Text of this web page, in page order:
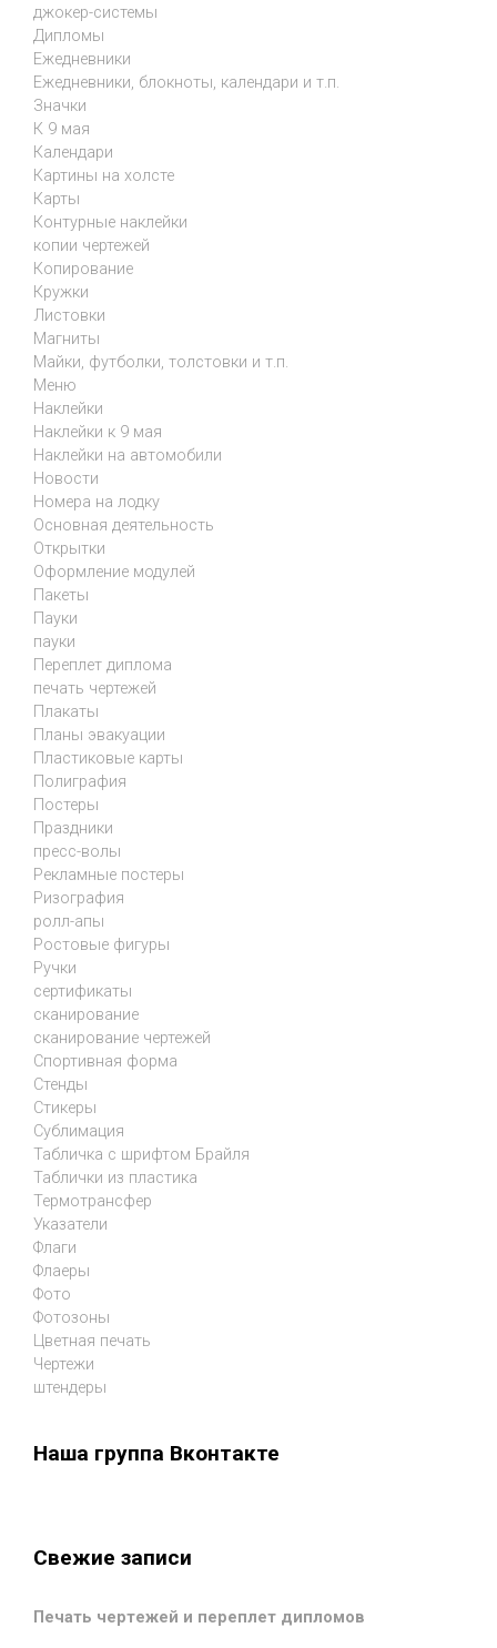
джокер-системы
Дипломы
Ежедневники
Ежедневники, блокноты, календари и т.п.
Значки
К 9 мая
Календари
Картины на холсте
Карты
Контурные наклейки
копии чертежей
Копирование
Кружки
Листовки
Магниты
Майки, футболки, толстовки и т.п.
Меню
Наклейки
Наклейки к 9 мая
Наклейки на автомобили
Новости
Номера на лодку
Основная деятельность
Открытки
Оформление модулей
Пакеты
Пауки
пауки
Переплет диплома
печать чертежей
Плакаты
Планы эвакуации
Пластиковые карты
Полиграфия
Постеры
Праздники
пресс-волы
Рекламные постеры
Ризография
ролл-апы
Ростовые фигуры
Ручки
сертификаты
сканирование
сканирование чертежей
Спортивная форма
Стенды
Стикеры
Сублимация
Табличка с шрифтом Брайля
Таблички из пластика
Термотрансфер
Указатели
Флаги
Флаеры
Фото
Фотозоны
Цветная печать
Чертежи
штендеры
Наша группа Вконтакте
Свежие записи
Печать чертежей и переплет дипломов